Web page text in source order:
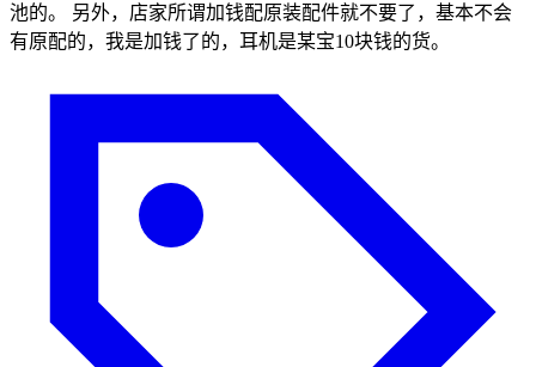
池的。 另外，店家所谓加钱配原装配件就不要了，基本不会
有原配的，我是加钱了的，耳机是某宝10块钱的货。